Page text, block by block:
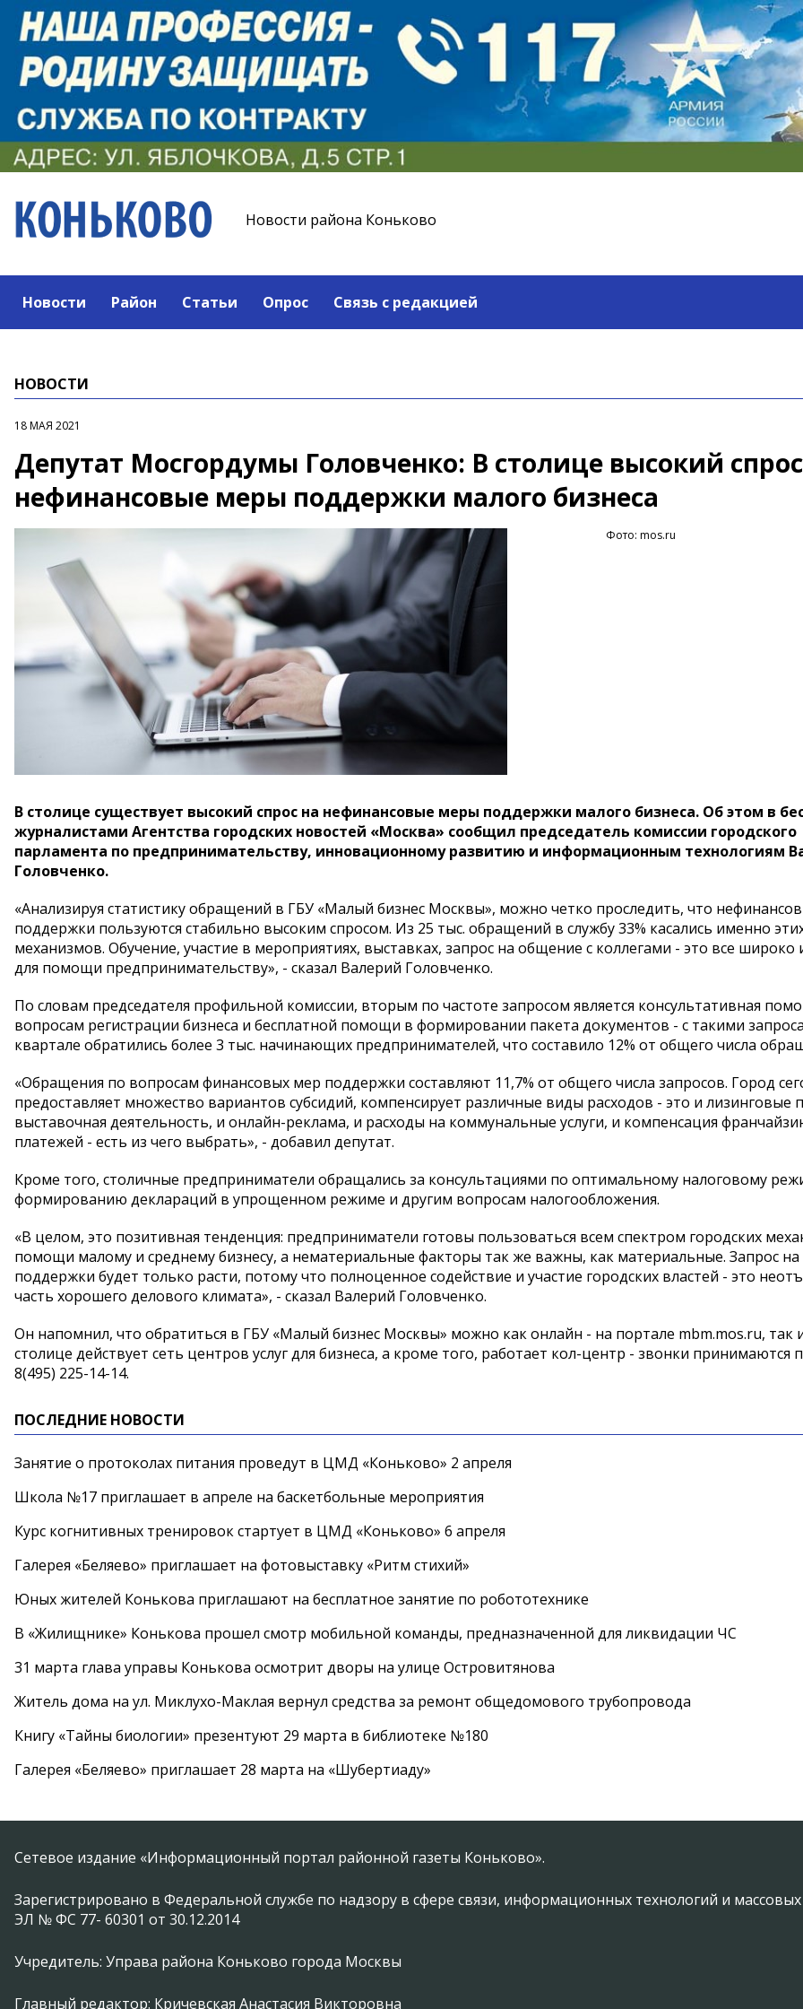
Новости района Коньково
Новости Район Статьи Опрос Связь с редакцией
НОВОСТИ
18 МАЯ 2021
Депутат Мосгордумы Головченко: В столице высокий
нефинансовые меры поддержки малого бизнеса
Фото: mos.ru
В столице существует высокий спрос на нефинансовые меры поддержки малого бизнеса. Об этом в
журналистами Агентства городских новостей «Москва» сообщил председатель комиссии городского
парламента по предпринимательству, инновационному развитию и информационным технологиям
Головченко.
«Анализируя статистику обращений в ГБУ «Малый бизнес Москвы», можно четко проследить, что
поддержки пользуются стабильно высоким спросом. Из 25 тыс. обращений в службу 33% касались именно
механизмов. Обучение, участие в мероприятиях, выставках, запрос на общение с коллегами - это все широко
для помощи предпринимательству», - сказал Валерий Головченко.
По словам председателя профильной комиссии, вторым по частоте запросом является консультативная
вопросам регистрации бизнеса и бесплатной помощи в формировании пакета документов - с такими
квартале обратились более 3 тыс. начинающих предпринимателей, что составило 12% от общего числа
«Обращения по вопросам финансовых мер поддержки составляют 11,7% от общего числа запросов. Город
предоставляет множество вариантов субсидий, компенсирует различные виды расходов - это и лизинговые
выставочная деятельность, и онлайн-реклама, и расходы на коммунальные услуги, и компенсация
платежей - есть из чего выбрать», - добавил депутат.
Кроме того, столичные предприниматели обращались за консультациями по оптимальному налоговому
формированию деклараций в упрощенном режиме и другим вопросам налогообложения.
«В целом, это позитивная тенденция: предприниматели готовы пользоваться всем спектром городских
помощи малому и среднему бизнесу, а нематериальные факторы так же важны, как материальные. Запрос
поддержки будет только расти, потому что полноценное содействие и участие городских властей - это
часть хорошего делового климата», - сказал Валерий Головченко.
Он напомнил, что обратиться в ГБУ «Малый бизнес Москвы» можно как онлайн - на портале mbm.mos.ru, так
столице действует сеть центров услуг для бизнеса, а кроме того, работает кол-центр - звонки принимаются
8(495) 225-14-14.
ПОСЛЕДНИЕ НОВОСТИ
Занятие о протоколах питания проведут в ЦМД «Коньково» 2 апреля
Школа №17 приглашает в апреле на баскетбольные мероприятия
Курс когнитивных тренировок стартует в ЦМД «Коньково» 6 апреля
Галерея «Беляево» приглашает на фотовыставку «Ритм стихий»
Юных жителей Конькова приглашают на бесплатное занятие по робототехнике
В «Жилищнике» Конькова прошел смотр мобильной команды, предназначенной для ликвидации ЧС
31 марта глава управы Конькова осмотрит дворы на улице Островитянова
Житель дома на ул. Миклухо-Маклая вернул средства за ремонт общедомового трубопровода
Книгу «Тайны биологии» презентуют 29 марта в библиотеке №180
Галерея «Беляево» приглашает 28 марта на «Шубертиаду»
Сетевое издание «Информационный портал районной газеты Коньково».
Зарегистрировано в Федеральной службе по надзору в сфере связи, информационных технологий и
ЭЛ № ФС 77- 60301 от 30.12.2014
Учредитель: Управа района Коньково города Москвы
Главный редактор: Кричевская Анастасия Викторовна